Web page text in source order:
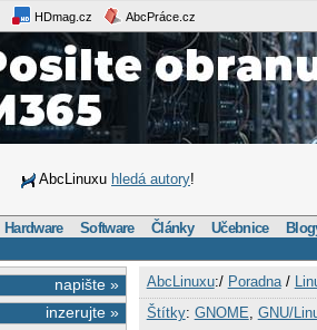
HDmag.cz AbcPráce.cz
AbcLinuxu hledá autory!
Hardware Software Články Učebnice
napište »
inzerujte »
AbcLinuxu:/ Poradna/
Štítky: GNOME GNU/